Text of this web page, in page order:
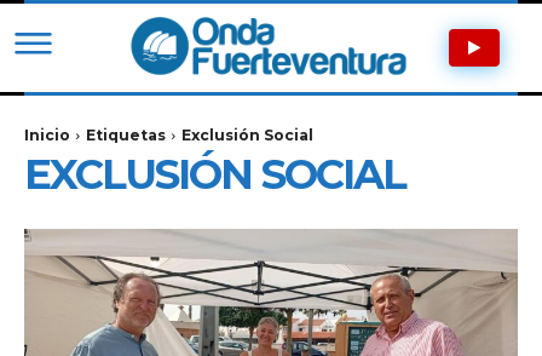
Inicio Etiquetas Exclusión Social
EXCLUSIÓN SOCIAL